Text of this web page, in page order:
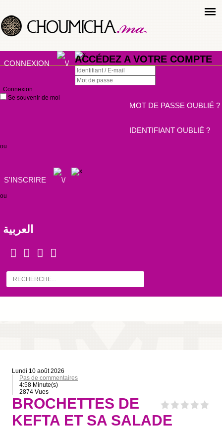
CONNEXION ACCÉDEZ A VOTRE COMPTE
Connexion
Se souvenir de moi
MOT DE PASSE OUBLIÉ ?
IDENTIFIANT OUBLIÉ ?
ou
S'INSCRIRE
ou
العربية
lundi 10 août 2026
Pas de commentaires
4:58 Minute(s)
2874 Vues
BROCHETTES DE
KEFTA ET SA SALADE